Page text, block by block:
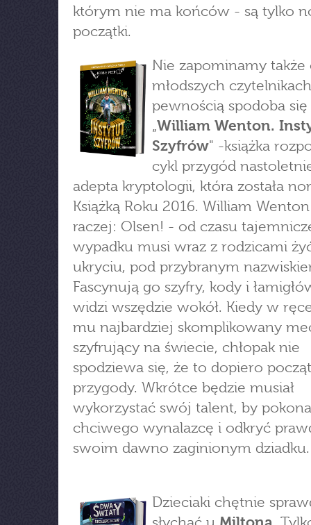
którym nie ma końców - są tylko
początki.
Nie zapominamy także
młodszych
pewnością spodoba
„William Wenton.
Szyfrów" -książka
cykl przygód
adepta kryptologii, która została
Książką Roku 2016. William
raczej: Olsen! - od czasu
wypadku musi wraz z rodzicami
ukryciu, pod przybranym
Fascynują go szyfry, kody i
widzi wszędzie wokół. Kiedy w
mu najbardziej skomplikowany
szyfrujący na świecie, chłopak nie
spodziewa się, że to dopiero
przygody. Wkrótce będzie musiał
wykorzystać swój talent, by
chciwego wynalazcę i odkryć
swoim dawno zaginionym dziadku.
Dzieciaki chętnie